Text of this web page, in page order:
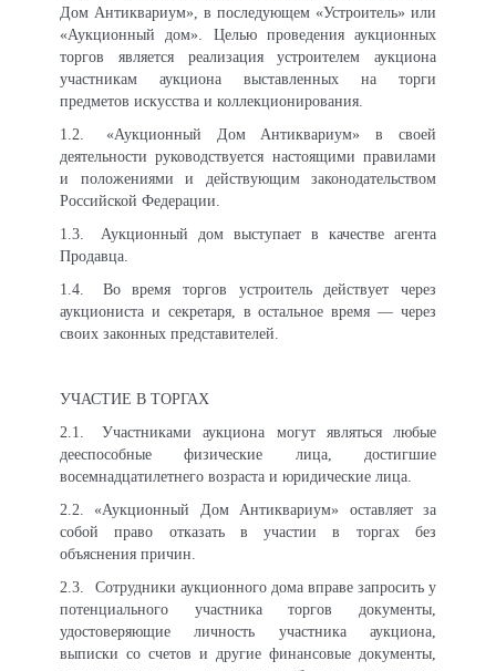
Дом Антиквариум», в последующем «Устроитель» или
«Аукционный дом». Целью проведения аукционных
торгов является реализация устроителем аукциона
участникам аукциона выставленных на торги
предметов искусства и коллекционирования.
1.2.
«Аукционный Дом Антиквариум» в своей
деятельности руководствуется настоящими правилами
и положениями и действующим законодательством
Российской Федерации.
1.3.
Аукционный дом выступает в качестве агента
Продавца.
1.4.
Во время торгов устроитель действует через
аукциониста и секретаря, в остальное время — через
своих законных представителей.
УЧАСТИЕ В ТОРГАХ
2.1.
Участниками аукциона могут являться любые
дееспособные физические лица, достигшие
восемнадцатилетнего возраста и юридические лица.
2.2.«Аукционный Дом Антиквариум» оставляет за
собой право отказать в участии в торгах без
объяснения причин.
2.3.
Сотрудники аукционного дома вправе запросить у
потенциального участника торгов документы,
удостоверяющие личность участника аукциона,
выписки со счетов и другие финансовые документы,